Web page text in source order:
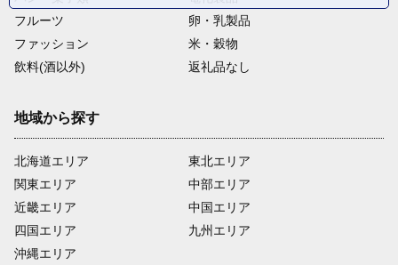
フルーツ
卵・乳製品
ファッション
米・穀物
飲料(酒以外)
返礼品なし
地域から探す
北海道エリア
関東エリア
近畿エリア
四国エリア
沖縄エリア
東北エリア
中部エリア
中国エリア
九州エリア